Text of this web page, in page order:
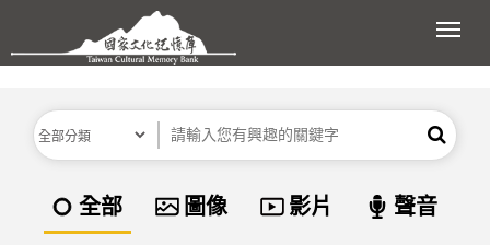
跳到主要內容區塊
展
分類 關鍵字 搜尋
資料類型
全部 圖像 影片 聲音